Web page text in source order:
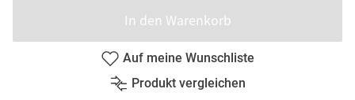
In den Warenkorb
Auf meine Wunschliste
Produkt vergleichen